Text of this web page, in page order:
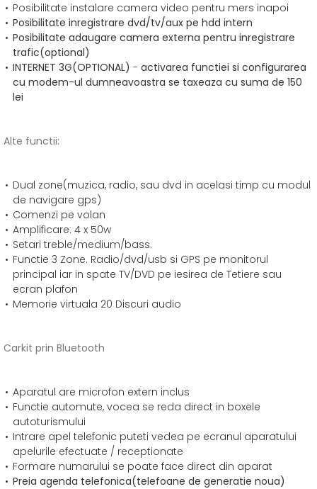
Posibilitate instalare camera video pentru mers inapoi
Posibilitate inregistrare dvd/tv/aux pe hdd intern
Posibilitate adaugare camera externa pentru inregistrare
trafic(optional)
INTERNET 3G(OPTIONAL) - activarea functiei si configurarea
cu modem-ul dumneavoastra se taxeaza cu suma de 150
lei
Alte functii:
Dual zone(muzica, radio, sau dvd in acelasi timp cu modul
de navigare gps)
Comenzi pe volan
Amplificare: 4 x 50w
Setari treble/medium/bass.
Functie 3 Zone. Radio/dvd/usb si GPS pe monitorul
principal iar in spate TV/DVD pe iesirea de Tetiere sau
ecran plafon
Memorie virtuala 20 Discuri audio
Carkit prin Bluetooth
Aparatul are microfon extern inclus
Functie automute, vocea se reda direct in boxele
autoturismului
Intrare apel telefonic puteti vedea pe ecranul aparatului
apelurile efectuate / receptionate
Formare numarului se poate face direct din aparat
Preia agenda telefonica(telefoane de generatie noua)